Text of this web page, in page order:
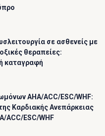
σε ασθενείς με
θεραπείες:
καταγραφή
AHA/ACC/ESC/WHF:
Καρδιακής Ανεπάρκειας
ACC/ESC/WHF